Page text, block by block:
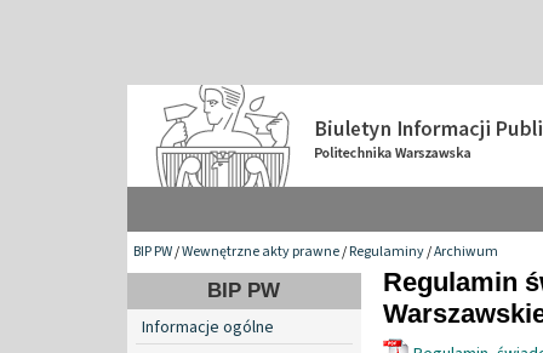
BIP PW/Wewnętrzne akty prawne/Regulaminy/Archiwum
BIP PW
Informacje ogólne
Regulamin